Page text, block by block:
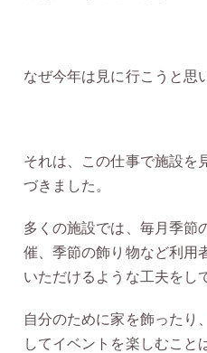
なぜ今年は見に行こうと思
それは、この仕事で施設を
づきました。
多くの施設では、毎月季節
催、季節の飾り物など利用
いただけるような工夫をし
自分のために家を飾ったり
してイベントを楽しむこと